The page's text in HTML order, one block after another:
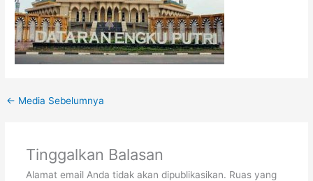
← Media Sebelumnya
Tinggalkan Balasan
Alamat email Anda tidak akan dipublikasikan. Ruas yang